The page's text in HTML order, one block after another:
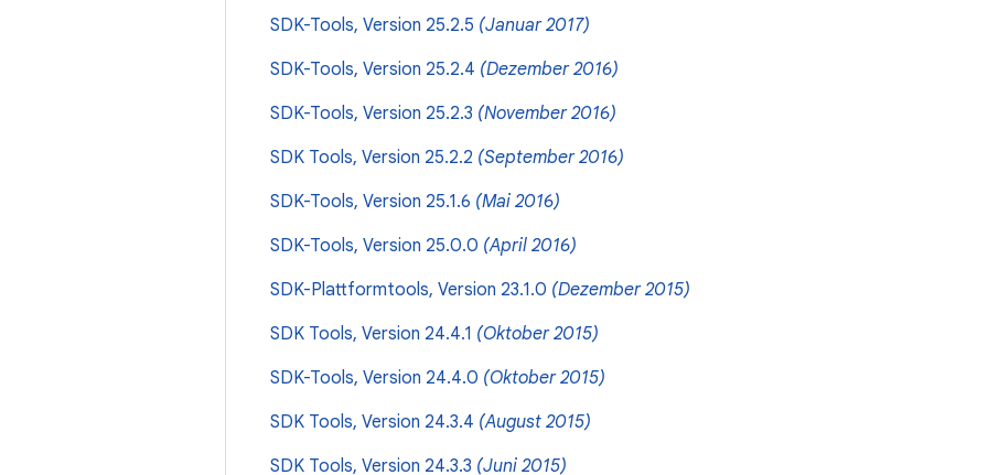
SDK-Tools, Version 25.2.5 (Januar 2017)
SDK-Tools, Version 25.2.4 (Dezember 2016)
SDK-Tools, Version 25.2.3 (November 2016)
SDK Tools, Version 25.2.2 (September 2016)
SDK-Tools, Version 25.1.6 (Mai 2016)
SDK-Tools, Version 25.0.0 (April 2016)
SDK-Plattformtools, Version 23.1.0 (Dezember 2015)
SDK Tools, Version 24.4.1 (Oktober 2015)
SDK-Tools, Version 24.4.0 (Oktober 2015)
SDK Tools, Version 24.3.4 (August 2015)
SDK Tools, Version 24.3.3 (Juni 2015)